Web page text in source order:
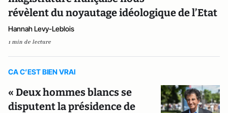
révèlent du noyautage idéologique de l’Etat
Hannah Levy-Leblois
1 min de lecture
CA C’EST BIEN VRAI
« Deux hommes blancs se
disputent la présidence de